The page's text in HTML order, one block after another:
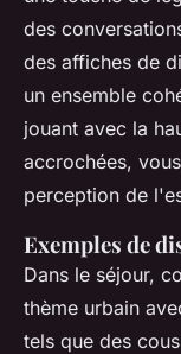
des
des affiches de
un ensemble
jouant avec la
accrochées,
perception de
Exemples de
Dans le séjour,
thème urbain
tels que des